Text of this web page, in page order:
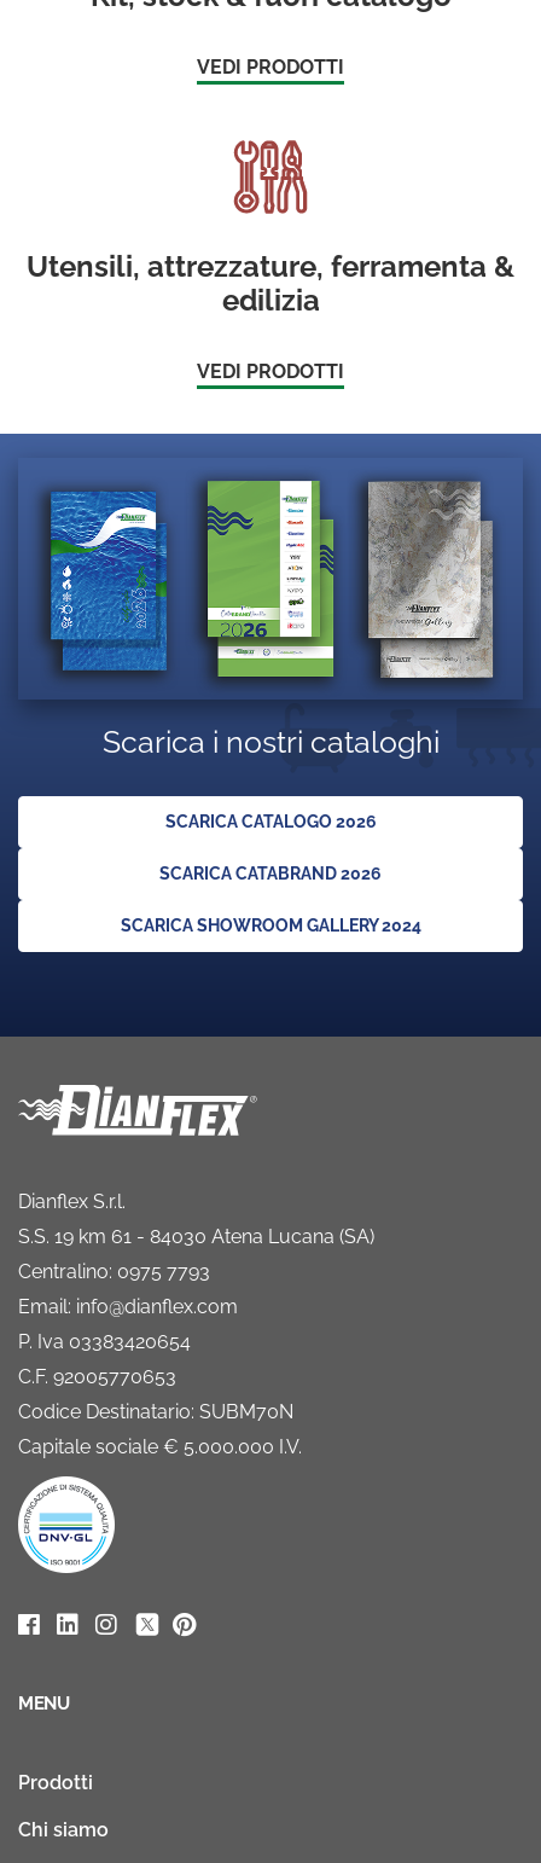
VEDI PRODOTTI
Utensili, attrezzature, ferramenta &
edilizia
VEDI PRODOTTI
Scarica i nostri cataloghi
SCARICA CATALOGO 2026
SCARICA CATABRAND 2026
SCARICA SHOWROOM GALLERY 2024
Dianflex S.r.l.
S.S. 19 km 61 - 84030 Atena Lucana (SA)
Centralino: 0975 7793
Email: info@dianflex.com
P. Iva 03383420654
C.F. 92005770653
Codice Destinatario: SUBM70N
Capitale sociale € 5.000.000 I.V.
MENU
Prodotti
Chi siamo